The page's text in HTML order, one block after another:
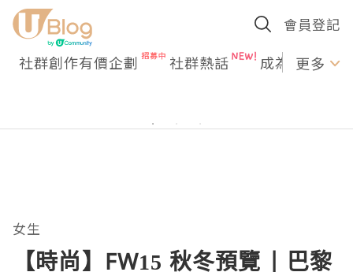
會員登記
社群創作有價企劃 社群熱話 成為U更多
女生
【時尚】FW15 秋冬預覽 | 巴黎